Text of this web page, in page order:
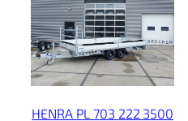
HENRA PL 703 222 3500